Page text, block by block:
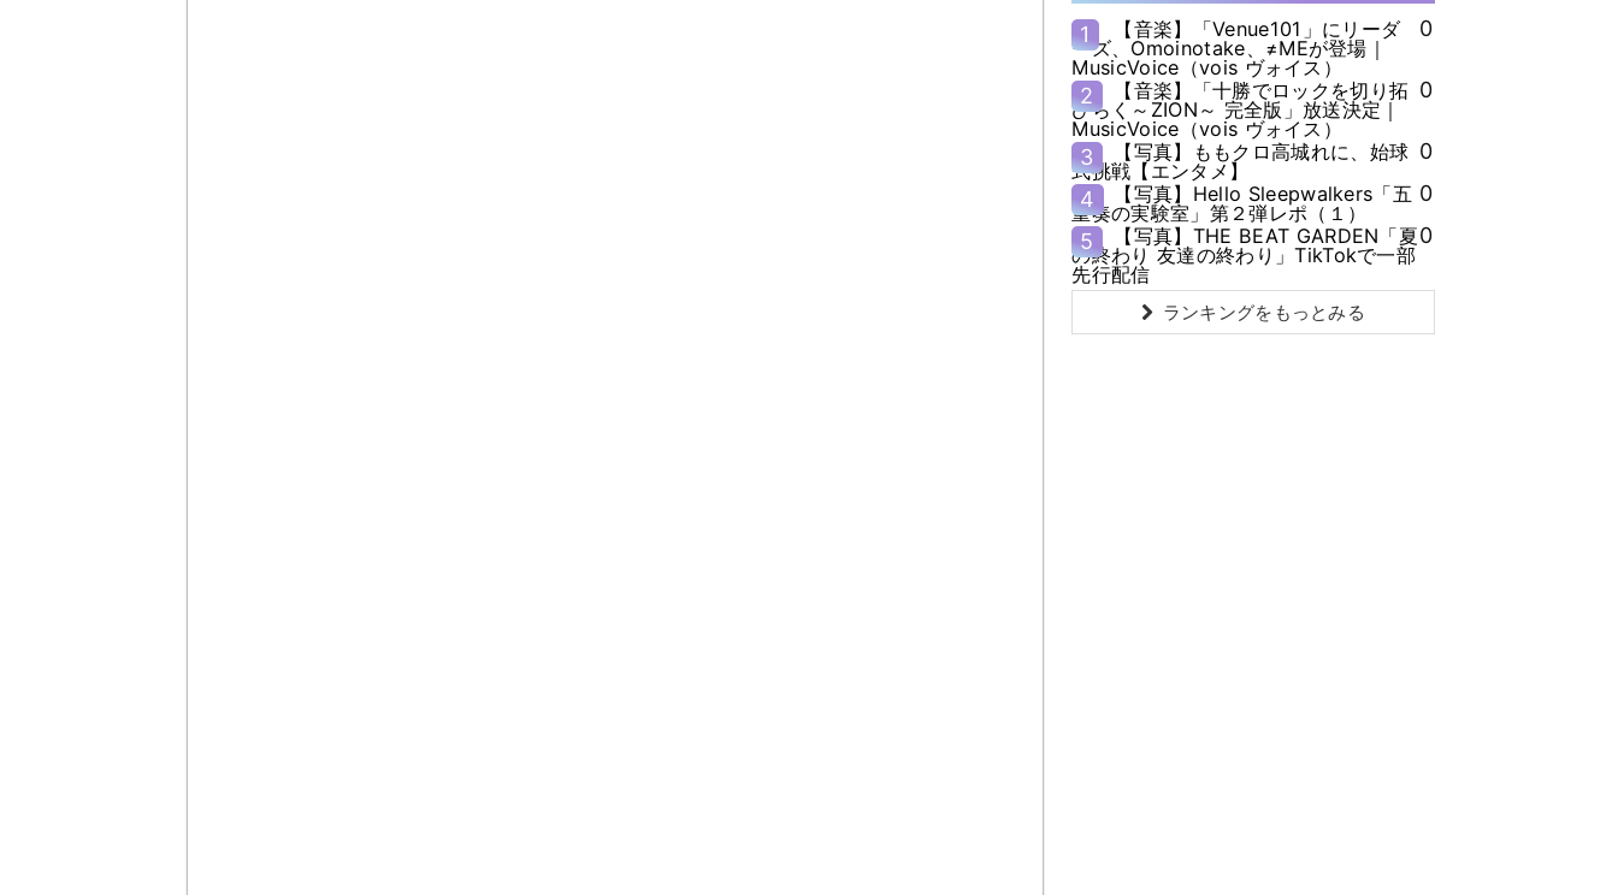
1
【音楽】「Venue101」にリーダ
ーズ、Omoinotake、≠MEが登場｜
MusicVoice（vois ヴォイス）
0
2
【音楽】「十勝でロックを切り拓
ひらく～ZION～ 完全版」放送決定｜
MusicVoice（vois ヴォイス）
0
3
【写真】ももクロ高城れに、始球
式挑戦【エンタメ】
0
4
【写真】Hello Sleepwalkers「五
重奏の実験室」第２弾レポ（１）
0
5
【写真】THE BEAT GARDEN「夏
の終わり 友達の終わり」TikTokで一部
先行配信
0
ランキングをもっとみる